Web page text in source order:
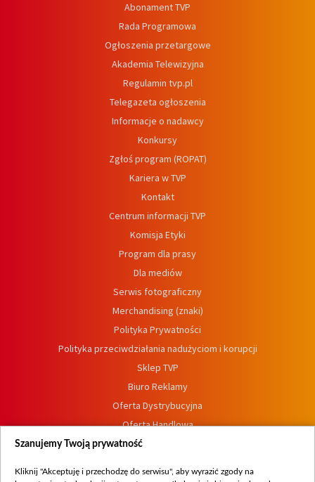
Abonament TVP
Rada Programowa
Ogłoszenia przetargowe
Akademia Telewizyjna
Regulamin tvp.pl
Telegazeta ogłoszenia
Informacje o nadawcy
Konkursy
Zgłoś program (ROPAT)
Kariera w TVP
Kontakt
Centrum informacji TVP
Komisja Etyki
Program dla prasy
Dla mediów
Serwis fotograficzny
Merchandising (znaki)
Polityka Prywatności
Polityka przeciwdziałania nadużyciom i korupcji
Sklep TVP
Biuro Reklamy
Oferta Dystrybucyjna
Oferta Handlowa
Dostępność
Szanujemy Twoją prywatność
Kliknij "Akceptuję i przechodzę do serwisu", aby wyrazić zgody na